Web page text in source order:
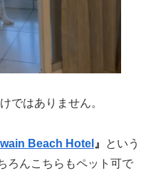
ではありません。
Beach Hotel 』
という
ろんこちらもペット可で